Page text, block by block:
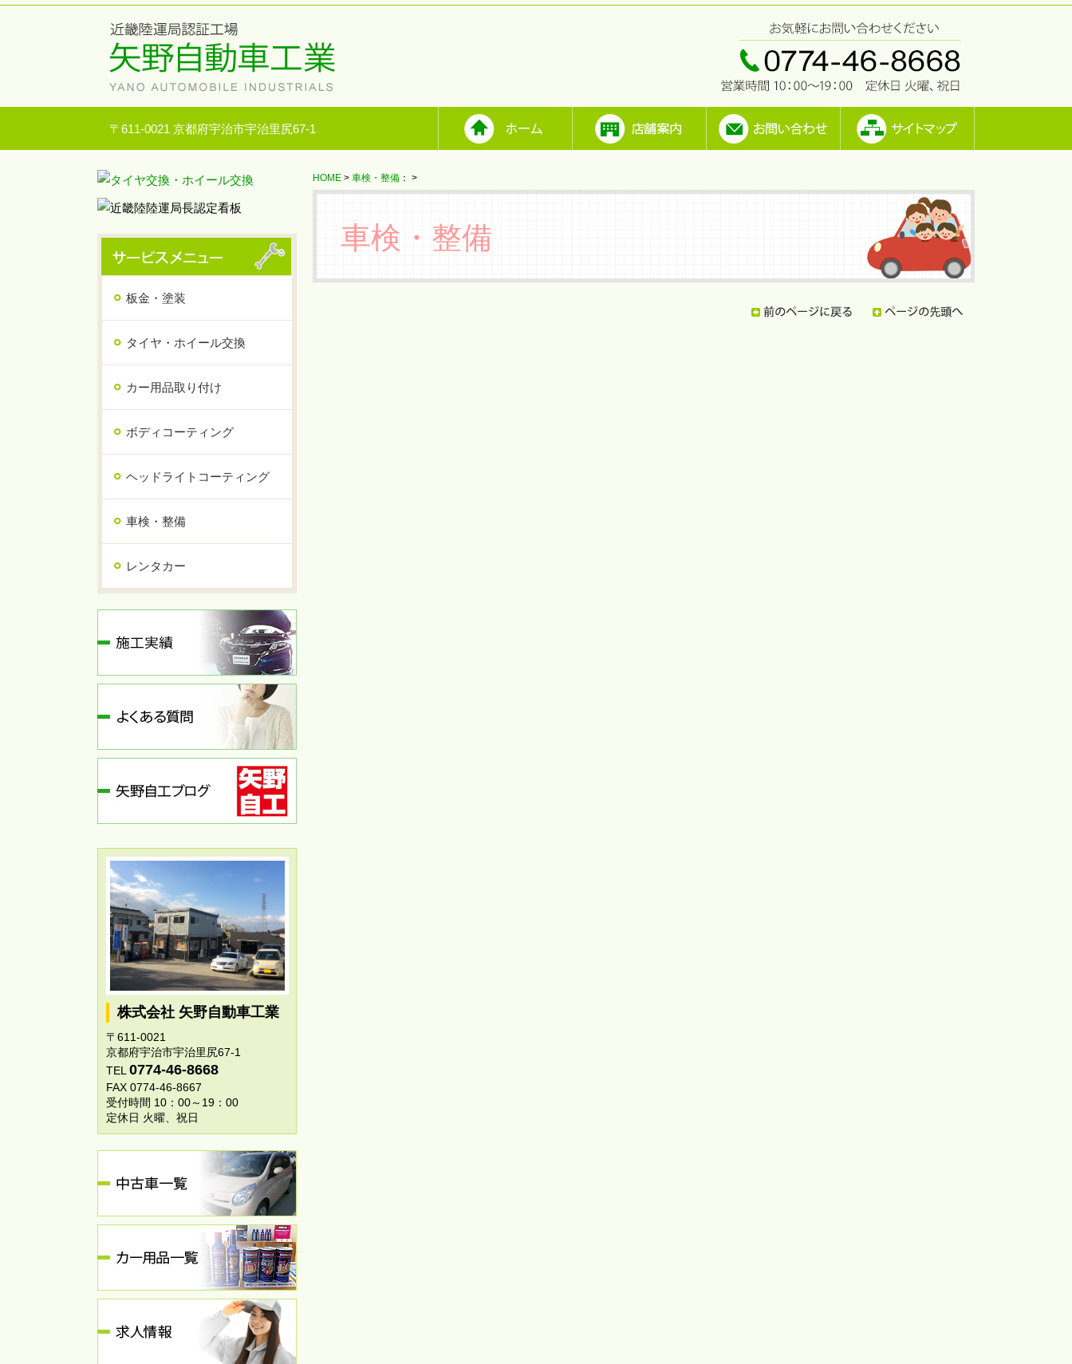
〒611-0021 京都府宇治市宇治里尻67-1
HOME > 車検・整備 ： >
車検・整備
板金・塗装
タイヤ・ホイール交換
カー用品取り付け
ボディコーティング
ヘッドライトコーティング
車検・整備
レンタカー
株式会社 矢野自動車工業
〒611-0021
京都府宇治市宇治里尻67-1
TEL0774-46-8668
FAX 0774-46-8667
受付時間 10：00～19：00
定休日 火曜、祝日